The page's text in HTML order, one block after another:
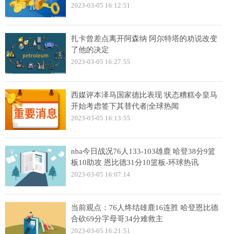
2023-03-05 16:12:51
扎卡曾差点离开阿森纳 阿尔特塔的劝说改变
了他的决定
2023-03-05 16:27:55
西媒评本泽马国家德比表现 状态糟糕令皇马
开始考虑签下其替代者|全球热闻
2023-03-05 16:13:55
nba今日战况76人133-103雄鹿 哈登38分9篮
板10助攻 恩比德31分10篮板-环球热讯
2023-03-05 16:07:14
当前观点：76人终结雄鹿16连胜 哈登恩比德
合砍69分字母哥34分难救主
2023-03-05 16:21:51